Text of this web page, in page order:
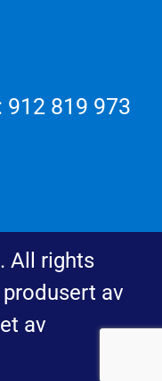
819 973
All rights
av
av